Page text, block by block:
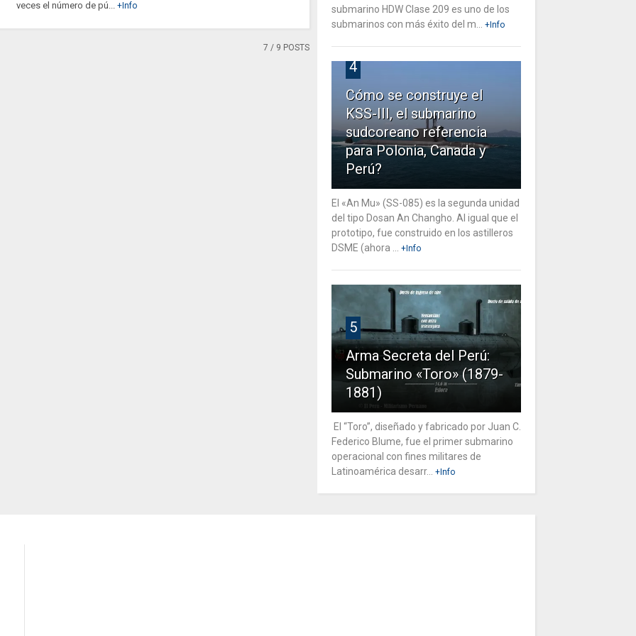
veces el número de pú... +Info
7 / 9 POSTS
submarino HDW Clase 209 es uno de los
submarinos con más éxito del m...
+Info
4
Cómo se construye el
KSS-III, el submarino
sudcoreano referencia
para Polonia, Canada y
Perú?
El «An Mu» (SS-085) es la segunda unidad
del tipo Dosan An Changho. Al igual que el
prototipo, fue construido en los astilleros
DSME (ahora ...
+Info
5
Arma Secreta del Perú:
Submarino «Toro» (1879-
1881)
El “Toro”, diseñado y fabricado por Juan C.
Federico Blume, fue el primer submarino
operacional con fines militares de
Latinoamérica desarr...
+Info